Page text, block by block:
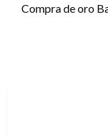
Compra de oro